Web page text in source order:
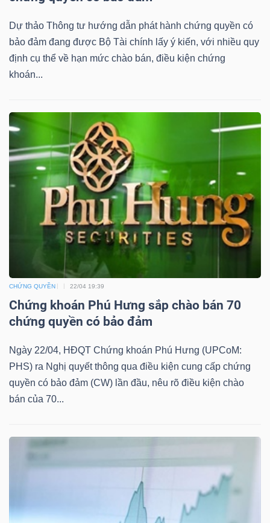
Dự thảo Thông tư hướng dẫn phát hành chứng quyền có
bảo đảm đang được Bộ Tài chính lấy ý kiến, với nhiều quy
định cụ thể về hạn mức chào bán, điều kiện chứng
khoán...
CHỨNG QUYỀN 22/04 19:39
Chứng khoán Phú Hưng sắp chào bán 70
chứng quyền có bảo đảm
Ngày 22/04, HĐQT Chứng khoán Phú Hưng (UPCoM:
PHS) ra Nghị quyết thông qua điều kiện cung cấp chứng
quyền có bảo đảm (CW) lần đầu, nêu rõ điều kiện chào
bán của 70...
YẾU
TIÊU
THIẾT
CHĂM
SÓC
TÀI
CHÍNH
NGHỆ
TIN